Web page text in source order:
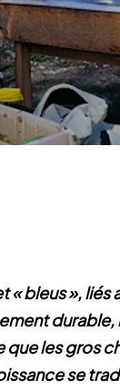
« bleus »,
durable,
les gros
se